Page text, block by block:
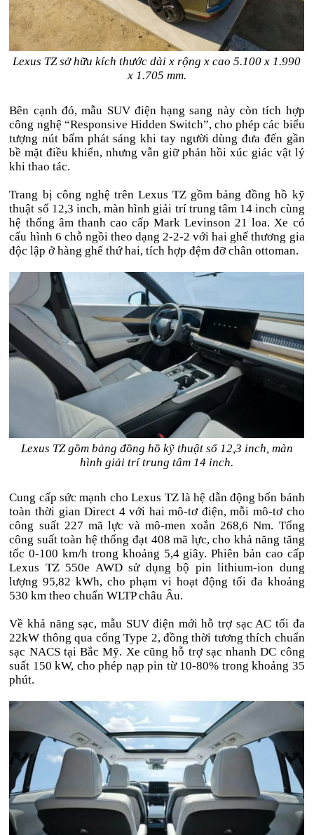
Lexus TZ sở hữu kích thước dài x rộng x cao 5.100 x 1.990
x 1.705 mm.
Bên cạnh đó, mẫu SUV điện hạng sang này còn tích hợp
công nghệ “Responsive Hidden Switch”, cho phép các biểu
tượng nút bấm phát sáng khi tay người dùng đưa đến gần
bề mặt điều khiển, nhưng vẫn giữ phản hồi xúc giác vật lý
khi thao tác.
Trang bị công nghệ trên Lexus TZ gồm bảng đồng hồ kỹ
thuật số 12,3 inch, màn hình giải trí trung tâm 14 inch cùng
hệ thống âm thanh cao cấp Mark Levinson 21 loa. Xe có
cấu hình 6 chỗ ngồi theo dạng 2-2-2 với hai ghế thương gia
độc lập ở hàng ghế thứ hai, tích hợp đệm đỡ chân ottoman.
Lexus TZ gồm bảng đồng hồ kỹ thuật số 12,3 inch, màn
hình giải trí trung tâm 14 inch.
Cung cấp sức mạnh cho Lexus TZ là hệ dẫn động bốn bánh
toàn thời gian Direct 4 với hai mô-tơ điện, mỗi mô-tơ cho
công suất 227 mã lực và mô-men xoắn 268,6 Nm. Tổng
công suất toàn hệ thống đạt 408 mã lực, cho khả năng tăng
tốc 0-100 km/h trong khoảng 5,4 giây. Phiên bản cao cấp
Lexus TZ 550e AWD sử dụng bộ pin lithium-ion dung
lượng 95,82 kWh, cho phạm vi hoạt động tối đa khoảng
530 km theo chuẩn WLTP châu Âu.
Về khả năng sạc, mẫu SUV điện mới hỗ trợ sạc AC tối đa
22kW thông qua cổng Type 2, đồng thời tương thích chuẩn
sạc NACS tại Bắc Mỹ. Xe cũng hỗ trợ sạc nhanh DC công
suất 150 kW, cho phép nạp pin từ 10-80% trong khoảng 35
phút.